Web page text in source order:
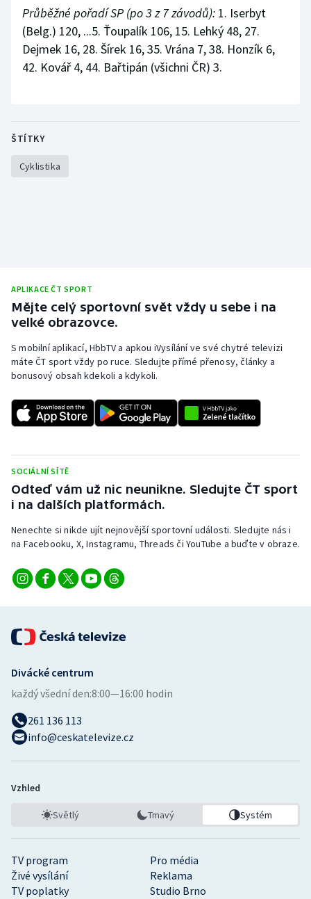
Průběžné pořadí SP (po 3 z 7 závodů): 1. Iserbyt
(Belg.) 120, ...5. Ťoupalík 106, 15. Lehký 48, 27.
Dejmek 16, 28. Šírek 16, 35. Vrána 7, 38. Honzík 6,
42. Kovář 4, 44. Bařtipán (všichni ČR) 3.
ŠTÍTKY
Cyklistika
APLIKACE ČT SPORT
Mějte celý sportovní svět vždy u sebe i na
velké obrazovce.
S mobilní aplikací, HbbTV a apkou iVysílání ve své chytré televizi
máte ČT sport vždy po ruce. Sledujte přímé přenosy, články a
bonusový obsah kdekoli a kdykoli.
SOCIÁLNÍ SÍTĚ
Odteď vám už nic neunikne. Sledujte ČT sport
i na dalších platformách.
Nenechte si nikde ujít nejnovější sportovní události. Sledujte nás i
na Facebooku, X, Instagramu, Threads či YouTube a buďte v obraze.
TV program
Pro média
Živé vysílání
Reklama
TV poplatky
Studio Brno
Divácké centrum
každý všední den:8:00—16:00 hodin
261 136 113
info@ceskatelevize.cz
Vzhled
Světlý Tmavý Systém